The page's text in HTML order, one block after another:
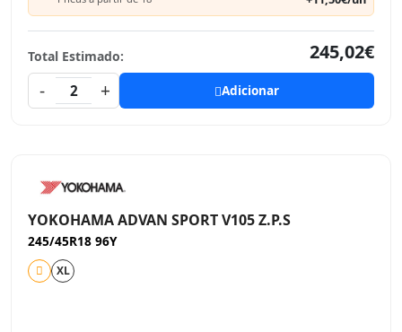
Total Estimado:
245,02€
-
2 + Adicionar
YOKOHAMA ADVAN SPORT V105 Z.P.S
245/45R18 96Y
XL